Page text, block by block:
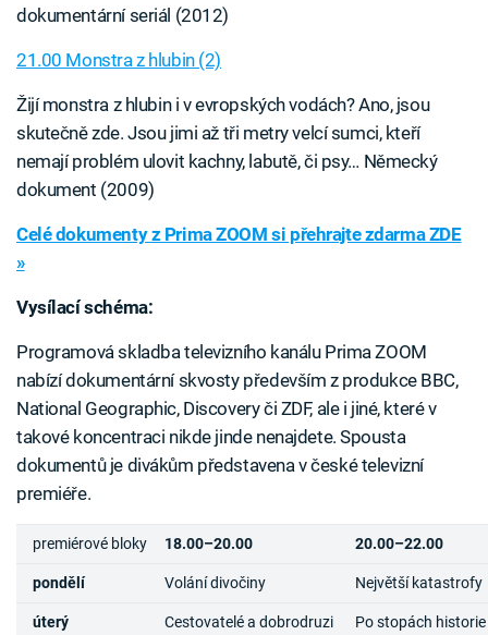
dokumentární seriál (2012)
21.00 Monstra z hlubin (2)
Žijí monstra z hlubin i v evropských vodách? Ano, jsou
skutečně zde. Jsou jimi až tři metry velcí sumci, kteří
nemají problém ulovit kachny, labutě, či psy… Německý
dokument (2009)
Celé dokumenty z Prima ZOOM si přehrajte zdarma ZDE
»
Vysílací schéma:
Programová skladba televizního kanálu Prima ZOOM
nabízí dokumentární skvosty především z produkce BBC,
National Geographic, Discovery či ZDF, ale i jiné, které v
takové koncentraci nikde jinde nenajdete. Spousta
dokumentů je divákům představena v české televizní
premiéře.
premiérové bloky 18.00–20.00 20.00–22.00
pondělí Volání divočiny Největší katastrofy
úterý Cestovatelé a dobrodruzi Po stopách historie